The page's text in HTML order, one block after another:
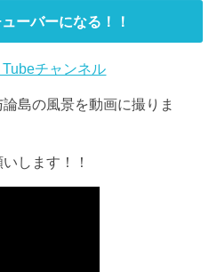
ーバーになる！！
チャンネル
島の風景を動画に撮りま
します！！